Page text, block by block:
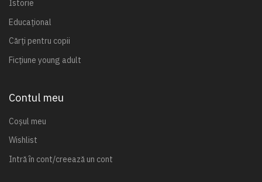
Istorie
Educațional
Cărți pentru copii
Ficțiune young adult
Contul meu
Coșul meu
Wishlist
Intră în cont/creează un cont